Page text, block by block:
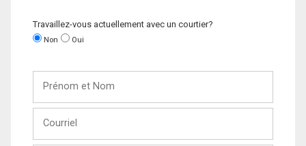
Travaillez-vous actuellement avec un courtier?
Non Oui
Nom